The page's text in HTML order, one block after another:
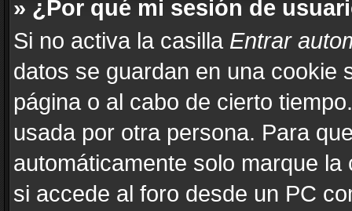
» ¿Por qué mi sesión de
Si no activa la casilla Entrar
datos se guardan en una cookie
página o al cabo de cierto
usada por otra persona. Para
automáticamente solo marque
si accede al foro desde un PC